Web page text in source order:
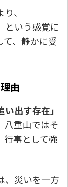
、
という感覚に
、静かに受
由
い出す存在」
八重山ではそ
行事として強
、災いを一方